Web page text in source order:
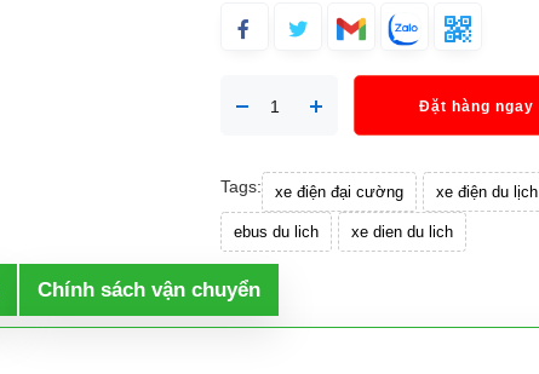
Đặt hàng ngay
Tags: xe điện đại cường xe điện du lịch
ebus du lich xe dien du lich
Chính sách vận chuyển